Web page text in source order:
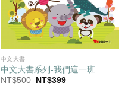
中文大書
中文大書系列-我們這一班
NT$500
原
NT$399目